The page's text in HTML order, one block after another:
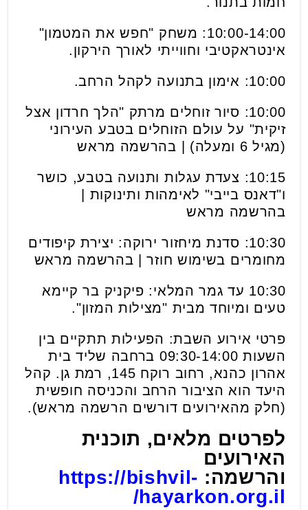
10:00-14:00: משחק "חפש את המטמון"
אינטראקטיבי וחווייתי לאורך הירקון.
10:00: אימון בתנועה לקהל הרחב.
10:00: סיור זוחלים מרתק "הלך חרדון אצל
זיקית" על עולם הזוחלים בטבע העירוני
(מגיל 6 ומעלה) | בהרשמה מראש
10:15: צעדת עגלות ותנועה בטבע, כושר
ו"דאנס בייבי" לאימהות ותינוקות |
בהרשמה מראש
10:30: סדנת מיחזור ירוקה: יצירת קיפודים
מחומרים בשימוש חוזר | בהרשמה מראש
10:30 עד גמר המלאי: פיקניק בר קיימא
טעים ומיוחד מבית "מצילות המזון".
פרטי אירוע השבת: הפעילות תתקיים בין
השעות 09:30-14:00 ברחבה שליד בית
אהרון כהנא, רחוב רוקח 145, רמת גן. קהל
היעד הוא הציבור הרחב והכניסה חופשית
(חלק מהאירועים דורשים הרשמה מראש).
לפרטים מלאים, תוכנית
האירועים
והרשמה: https://bishvil-
hayarkon.org.il/